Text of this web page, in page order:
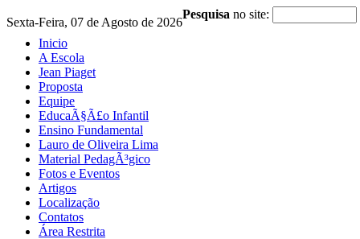
Sexta-Feira, 07 de Agosto de 2026
Pesquisa no site:
Inicio
A Escola
Jean Piaget
Proposta
Equipe
EducaÃ§Ã£o Infantil
Ensino Fundamental
Lauro de Oliveira Lima
Material PedagÃ³gico
Fotos e Eventos
Artigos
Localização
Contatos
Área Restrita